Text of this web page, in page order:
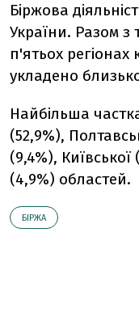
Біржова
України. Разом з
п'ятьох регіонах
укладено
Найбільша
(52,9%),
(9,4%), Київської
(4,9%) областей.
БІРЖА